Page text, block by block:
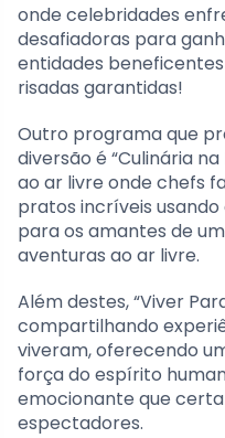
onde celebridades
desafiadoras para
entidades
risadas garantidas!
Outro programa que
diversão é “Culinária
ao ar livre onde chefs
pratos incríveis
para os amantes de
aventuras ao ar livre.
Além destes, “Viver
compartilhando
viveram, oferecendo
força do espírito
emocionante que
espectadores.